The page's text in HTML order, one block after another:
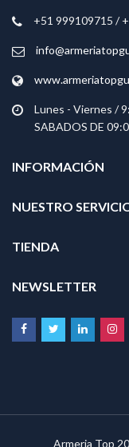
+51 999109715 /
Lunes - Viernes /
SABADOS DE
INFORMACIÓN
NUESTRO
TIENDA
NEWSLETTER
Armeria Top